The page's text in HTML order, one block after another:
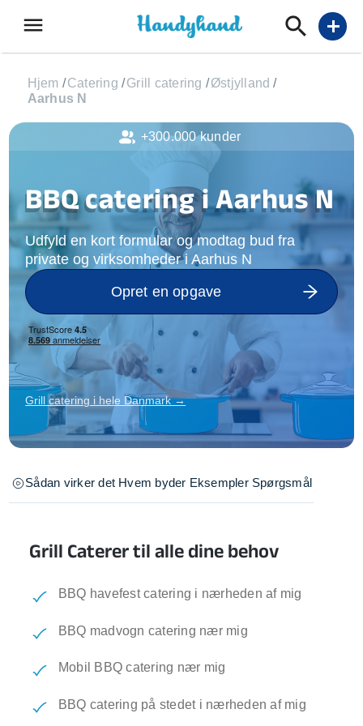
menu add
Hjem /Catering /Grill catering /Østjylland /
Aarhus N
BBQ catering i Aarhus N
Udfyld en kort formular og modtag bud fra
private og virksomheder i Aarhus N
Opret en opgave
Grill catering i hele Danmark →
Sådan virker det Hvem byder Eksempler Spørgsmål
Grill Caterer til alle dine behov
BBQ havefest catering i nærheden af mig
BBQ madvogn catering nær mig
Mobil BBQ catering nær mig
BBQ catering på stedet i nærheden af mig
+300.000 kunder